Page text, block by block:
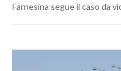
Farnesina segue il caso da